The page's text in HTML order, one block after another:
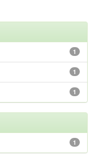
1
1
1
1